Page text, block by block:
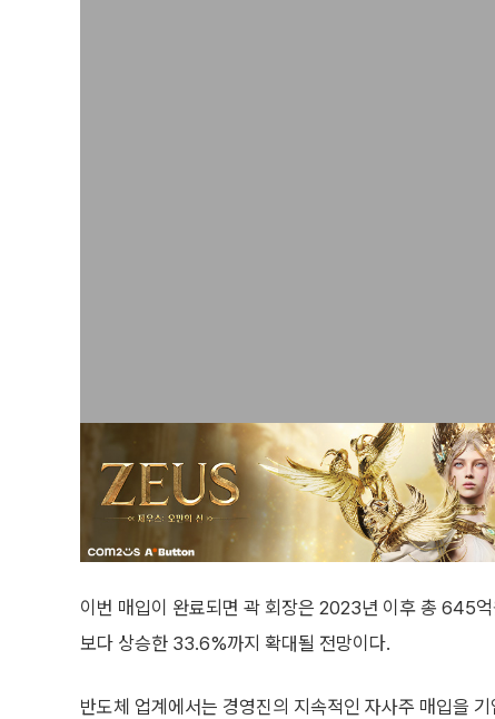
이번 매입이 완료되면 곽 회장은 2023년 이후 총 645
보다 상승한 33.6%까지 확대될 전망이다.
반도체 업계에서는 경영진의 지속적인 자사주 매입을